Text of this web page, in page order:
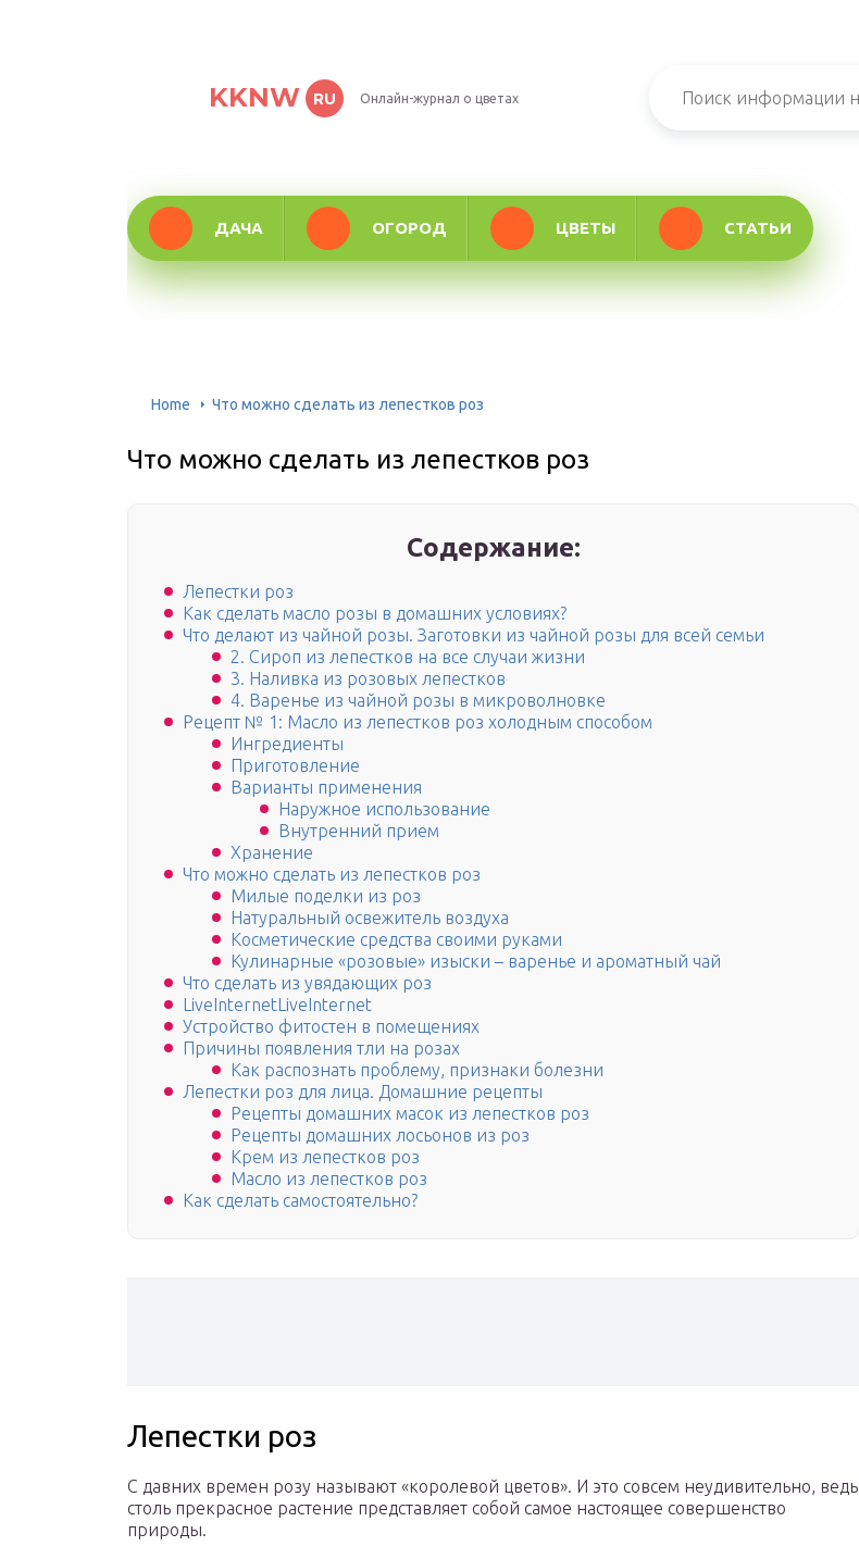
KKNW RU Онлайн-журнал о цветах
ДАЧА ОГОРОД ЦВЕТЫ СТАТЬИ
Home Что можно сделать из лепестков роз
Что можно сделать из лепестков роз
Содержание:
Лепестки роз
Как сделать масло розы в домашних условиях?
Что делают из чайной розы. Заготовки из чайной розы для всей семьи
2. Сироп из лепестков на все случаи жизни
3. Наливка из розовых лепестков
4. Варенье из чайной розы в микроволновке
Рецепт № 1: Масло из лепестков роз холодным способом
Ингредиенты
Приготовление
Варианты применения
Наружное использование
Внутренний прием
Хранение
Что можно сделать из лепестков роз
Милые поделки из роз
Натуральный освежитель воздуха
Косметические средства своими руками
Кулинарные «розовые» изыски – варенье и ароматный чай
Что сделать из увядающих роз
LiveInternetLiveInternet
Устройство фитостен в помещениях
Причины появления тли на розах
Как распознать проблему, признаки болезни
Лепестки роз для лица. Домашние рецепты
Рецепты домашних масок из лепестков роз
Рецепты домашних лосьонов из роз
Крем из лепестков роз
Масло из лепестков роз
Как сделать самостоятельно?
Лепестки роз
С давних времен розу называют «королевой цветов». И это совсем неудивительно, ведь
столь прекрасное растение представляет собой самое настоящее совершенство
природы.